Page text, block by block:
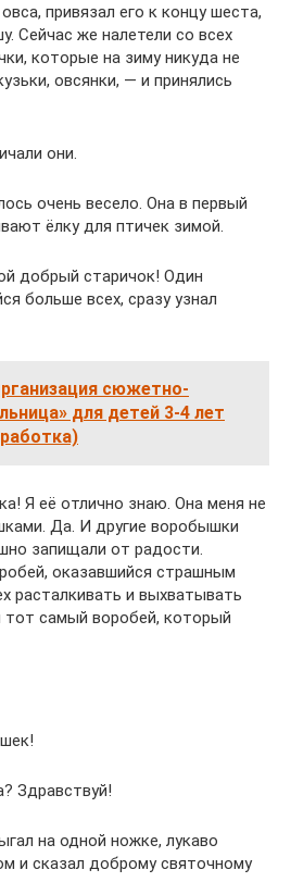
привязал его к концу шеста,
Сейчас же налетели со всех
которые на зиму никуда не
овсянки, — и принялись
они.
очень весело. Она в первый
ёлку для птичек зимой.
добрый старичок! Один
больше всех, сразу узнал
сюжетно-
для детей 3-4 лет
Я её отлично знаю. Она меня не
Да. И другие воробышки
запищали от радости.
оказавшийся страшным
расталкивать и выхватывать
самый воробей, который
Здравствуй!
на одной ножке, лукаво
и сказал доброму святочному